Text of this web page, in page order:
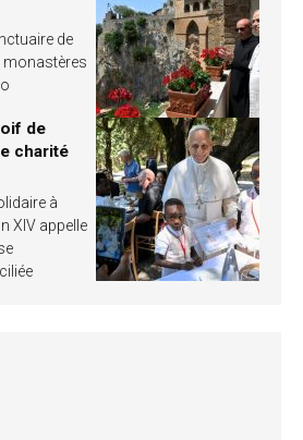
de
monastères
de
charité
à
XIV appelle